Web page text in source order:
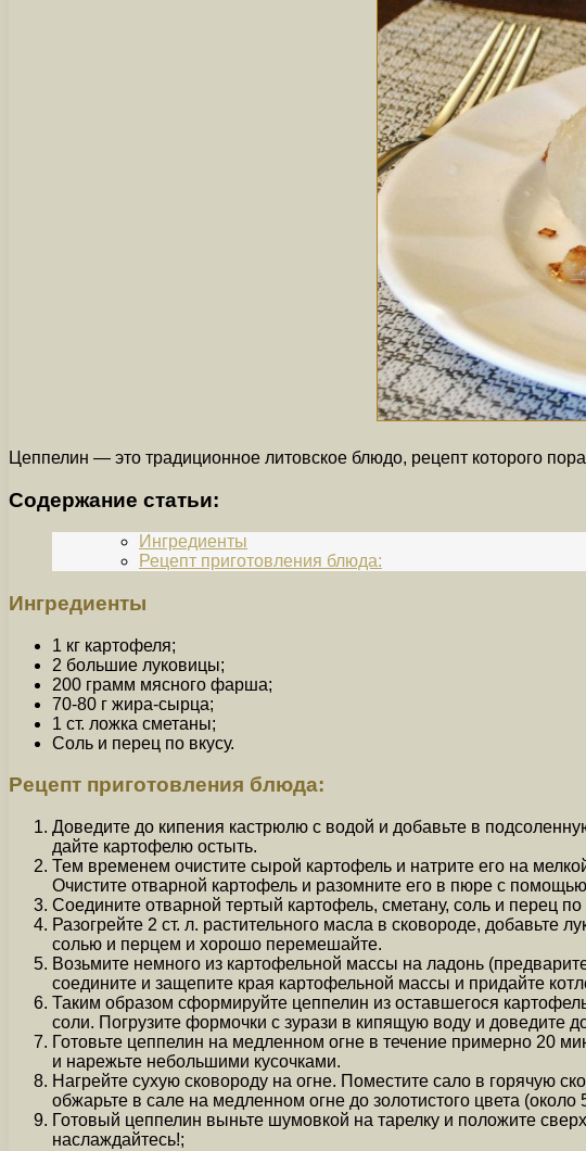
Цеппелин — это традиционное литовское блюдо, рецепт которого
Содержание статьи:
Ингредиенты
Рецепт приготовления блюда:
Ингредиенты
1 кг картофеля;
2 большие луковицы;
200 грамм мясного фарша;
70-80 г жира-сырца;
1 ст. ложка сметаны;
Соль и перец по вкусу.
Рецепт приготовления блюда:
Доведите до кипения кастрюлю с водой и добавьте в
дайте картофелю остыть.
Тем временем очистите сырой картофель и натрите его на
Очистите отварной картофель и разомните его в пюре с
Соедините отварной тертый картофель, сметану, соль и перец
Разогрейте 2 ст. л. растительного масла в сковороде,
солью и перцем и хорошо перемешайте.
Возьмите немного из картофельной массы на ладонь
соедините и защепите края картофельной массы и придайте
Таким образом сформируйте цеппелин из оставшегося
соли. Погрузите формочки с зурази в кипящую воду и доведите
Готовьте цеппелин на медленном огне в течение примерно 20
и нарежьте небольшими кусочками.
Нагрейте сухую сковороду на огне. Поместите сало в горячую
обжарьте в сале на медленном огне до золотистого цвета (около
Готовый цеппелин выньте шумовкой на тарелку и положите
наслаждайтесь!;